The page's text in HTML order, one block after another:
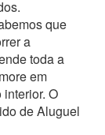
que
a
toda a
em
O
de Aluguel